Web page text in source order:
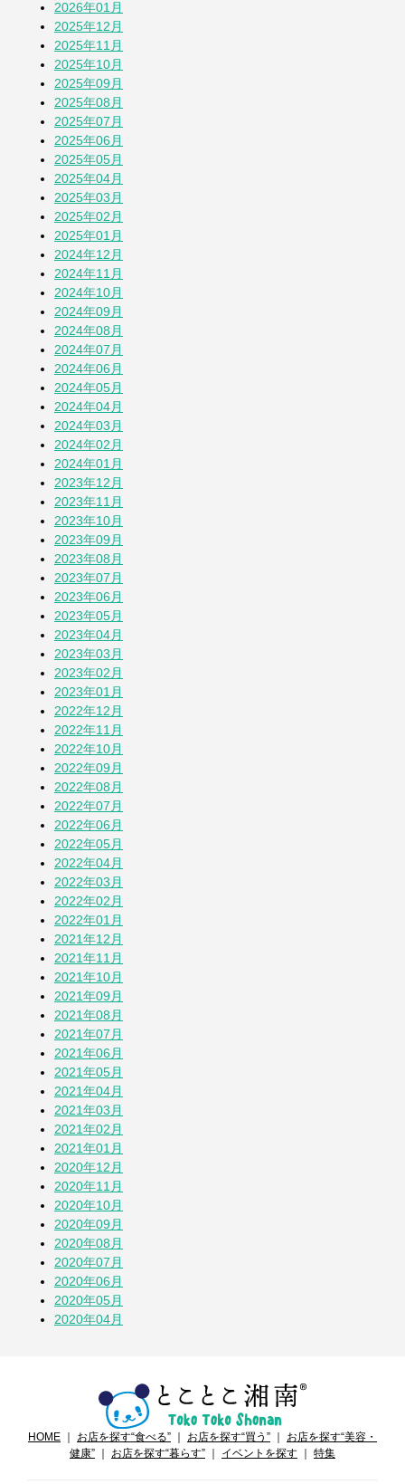
蚕(かいこ)が繭になるまでの授業
そら豆
「おばさん」は何歳まで？
2026年01月
2025年12月
2025年11月
2025年10月
2025年09月
2025年08月
2025年07月
2025年06月
2025年05月
2025年04月
2025年03月
2025年02月
2025年01月
2024年12月
2024年11月
2024年10月
2024年09月
2024年08月
2024年07月
2024年06月
2024年05月
2024年04月
2024年03月
2024年02月
2024年01月
2023年12月
2023年11月
2023年10月
2023年09月
2023年08月
2023年07月
2023年06月
2023年05月
2023年04月
2023年03月
2023年02月
2023年01月
2022年12月
2022年11月
2022年10月
2022年09月
2022年08月
2022年07月
2022年06月
2022年05月
2022年04月
2022年03月
2022年02月
2022年01月
2021年12月
2021年11月
2021年10月
2021年09月
2021年08月
2021年07月
2021年06月
2021年05月
2021年04月
2021年03月
2021年02月
2021年01月
2020年12月
2020年11月
2020年10月
2020年09月
2020年08月
2020年07月
2020年06月
2020年05月
2020年04月
HOME ｜ お店を探す“食べる” ｜ お店を探す“買う” ｜ お店を探す“美容・
健康” ｜ お店を探す“暮らす” ｜ イベントを探す ｜ 特集